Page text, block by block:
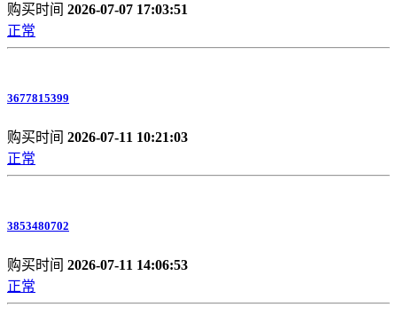
购买时间 2026-07-07 17:03:51
正常
3677815399
购买时间 2026-07-11 10:21:03
正常
3853480702
购买时间 2026-07-11 14:06:53
正常